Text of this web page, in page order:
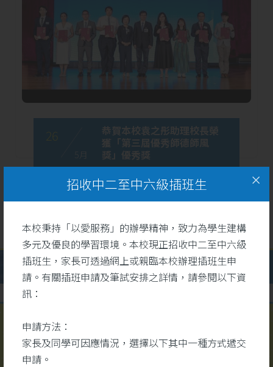
5 月
恭賀本校袁之彤助理校長榮
獲「第三屆優秀師德師風
獎」優秀獎
校園視頻 更多
招收中二至中六級插班生
本校秉持「以愛服務」的辦學精神，致力為學生建構
多元及優良的學習環境。本校現正招收中二至中六級
插班生，家長可透過網上或親臨本校辦理插班生申
請。有關插班申請及筆試安排之詳情，請參閱以下資
訊：
申請方法：
家長及同學可因應情況，選擇以下其中一種方式遞交
申請。